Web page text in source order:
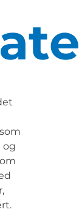
og